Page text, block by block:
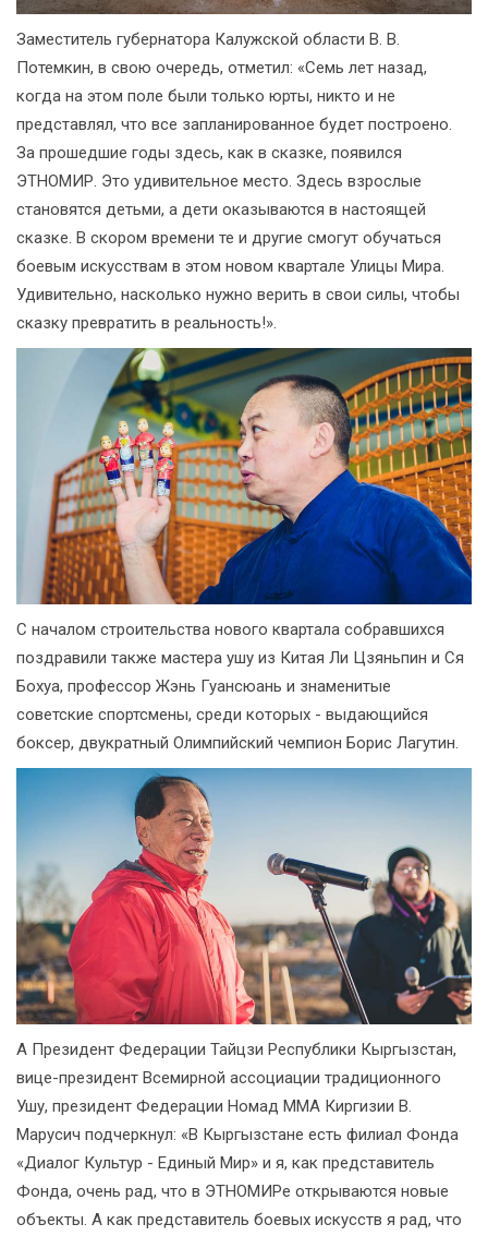
Заместитель губернатора Калужской области В. В.
Потемкин, в свою очередь, отметил: «Семь лет назад,
когда на этом поле были только юрты, никто и не
представлял, что все запланированное будет построено.
За прошедшие годы здесь, как в сказке, появился
ЭТНОМИР. Это удивительное место. Здесь взрослые
становятся детьми, а дети оказываются в настоящей
сказке. В скором времени те и другие смогут обучаться
боевым искусствам в этом новом квартале Улицы Мира.
Удивительно, насколько нужно верить в свои силы, чтобы
сказку превратить в реальность!».
С началом строительства нового квартала собравшихся
поздравили также мастера ушу из Китая Ли Цзяньпин и Ся
Бохуа, профессор Жэнь Гуансюань и знаменитые
советские спортсмены, среди которых - выдающийся
боксер, двукратный Олимпийский чемпион Борис Лагутин.
А Президент Федерации Тайцзи Республики Кыргызстан,
вице-президент Всемирной ассоциации традиционного
Ушу, президент Федерации Номад ММА Киргизии В.
Марусич подчеркнул: «В Кыргызстане есть филиал Фонда
«Диалог Культур - Единый Мир» и я, как представитель
Фонда, очень рад, что в ЭТНОМИРе открываются новые
объекты. А как представитель боевых искусств я рад, что